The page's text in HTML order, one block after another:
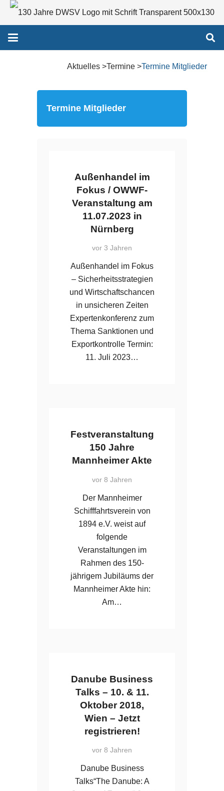
Aktuelles >Termine >Termine Mitglieder
Termine Mitglieder
Außenhandel im
Fokus / OWWF-
Veranstaltung am
11.07.2023 in
Nürnberg
vor 3 Jahren
Außenhandel im Fokus
– Sicherheitsstrategien
und Wirtschaftschancen
in unsicheren Zeiten
Expertenkonferenz zum
Thema Sanktionen und
Exportkontrolle Termin:
11. Juli 2023…
Festveranstaltung
150 Jahre
Mannheimer Akte
vor 8 Jahren
Der Mannheimer
Schifffahrtsverein von
1894 e.V. weist auf
folgende
Veranstaltungen im
Rahmen des 150-
jährigem Jubiläums der
Mannheimer Akte hin:
Am…
Danube Business
Talks – 10. & 11.
Oktober 2018,
Wien – Jetzt
registrieren!
vor 8 Jahren
Danube Business
Talks“The Danube: A